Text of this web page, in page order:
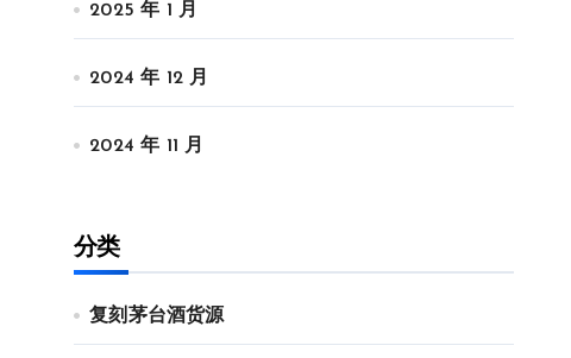
2025 年 1 月
2024 年 12 月
2024 年 11 月
分类
复刻茅台酒货源